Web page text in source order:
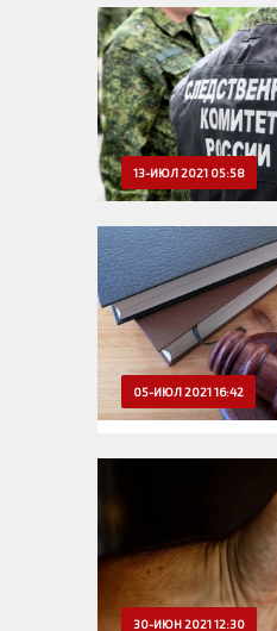
13-ИЮЛ 2021 05:58
05-ИЮЛ 2021 16:42
30-ИЮН 2021 12:30